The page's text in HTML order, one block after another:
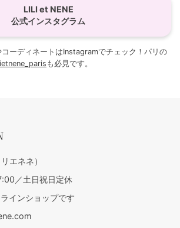
LILI et NENE
公式インスタグラム
コーディネートはInstagramでチェック！パリの
も必見です。
エネネ）
／土日祝日定休
インショップです